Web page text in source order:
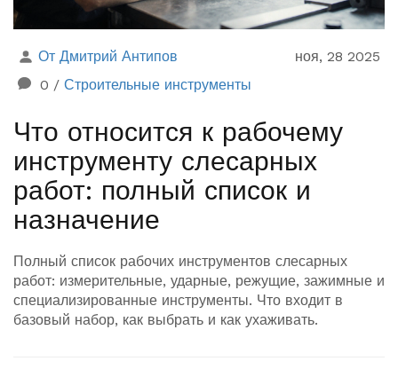
От Дмитрий Антипов
ноя, 28 2025
0 / Строительные инструменты
Что относится к рабочему
инструменту слесарных
работ: полный список и
назначение
Полный список рабочих инструментов слесарных
работ: измерительные, ударные, режущие, зажимные и
специализированные инструменты. Что входит в
базовый набор, как выбрать и как ухаживать.